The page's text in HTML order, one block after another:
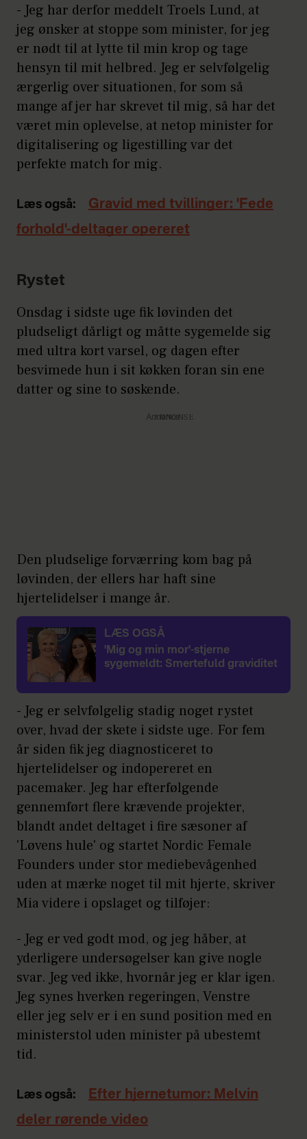
- Jeg har derfor meddelt Troels Lund, at
jeg ønsker at stoppe som minister, for jeg
er nødt til at lytte til min krop og tage
hensyn til mit helbred. Jeg er selvfølgelig
ærgerlig over situationen, for som så
mange af jer har skrevet til mig, så har det
været min oplevelse, at netop minister for
digitalisering og ligestilling var det
perfekte match for mig.
Læs også:
Gravid med tvillinger: 'Fede
forhold'-deltager opereret
Rystet
Onsdag i sidste uge fik løvinden det
pludseligt dårligt og måtte sygemelde sig
med ultra kort varsel, og dagen efter
besvimede hun i sit køkken foran sin ene
datter og sine to søskende.
Annonce
Den pludselige forværring kom bag på
løvinden, der ellers har haft sine
hjertelidelser i mange år.
LÆS OGSÅ
'Mig og min mor'-stjerne
sygemeldt: Smertefuld graviditet
- Jeg er selvfølgelig stadig noget rystet
over, hvad der skete i sidste uge. For fem
år siden fik jeg diagnosticeret to
hjertelidelser og indopereret en
pacemaker. Jeg har efterfølgende
gennemført flere krævende projekter,
blandt andet deltaget i fire sæsoner af
'Løvens hule' og startet Nordic Female
Founders under stor mediebevågenhed
uden at mærke noget til mit hjerte, skriver
Mia videre i opslaget og tilføjer:
- Jeg er ved godt mod, og jeg håber, at
yderligere undersøgelser kan give nogle
svar. Jeg ved ikke, hvornår jeg er klar igen.
Jeg synes hverken regeringen, Venstre
eller jeg selv er i en sund position med en
ministerstol uden minister på ubestemt
tid.
Læs også:
Efter hjernetumor: Melvin
deler rørende video